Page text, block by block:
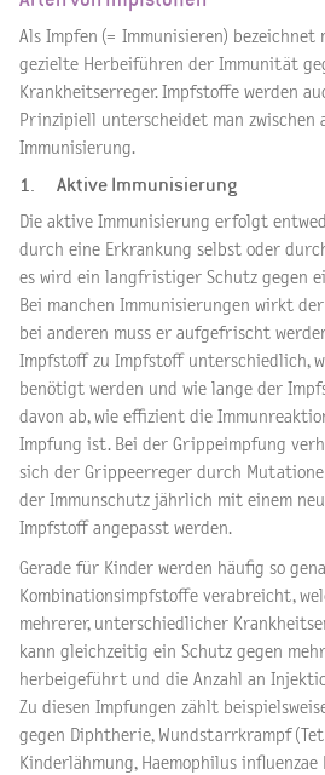
Als Impfen (= Immunisieren) bezeichnet
gezielte Herbeiführen der Immunität
Krankheitserreger. Impfstoffe werden
Prinzipiell unterscheidet man zwischen
Immunisierung.
1. Aktive Immunisierung
Die aktive Immunisierung erfolgt
durch eine Erkrankung selbst oder
es wird ein langfristiger Schutz gegen
Bei manchen Immunisierungen wirkt
bei anderen muss er aufgefrischt
Impfstoff zu Impfstoff unterschiedlich,
benötigt werden und wie lange der
davon ab, wie effizient die
Impfung ist. Bei der Grippeimpfung
sich der Grippeerreger durch
der Immunschutz jährlich mit einem
Impfstoff angepasst werden.
Gerade für Kinder werden häufig so
Kombinationsimpfstoffe verabreicht,
mehrerer, unterschiedlicher
kann gleichzeitig ein Schutz gegen
herbeigeführt und die Anzahl an
Zu diesen Impfungen zählt
gegen Diphtherie, Wundstarrkrampf
Kinderlähmung, Haemophilus